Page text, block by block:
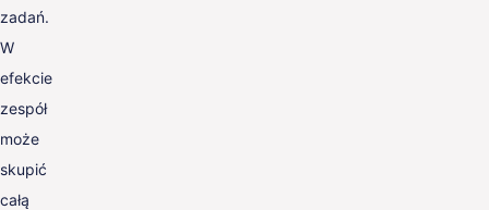
zadań.
W
efekcie
zespół
może
skupić
całą